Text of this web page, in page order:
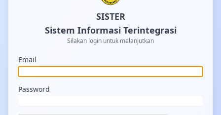
SISTER
Sistem Informasi Terintegrasi
Silakan login untuk melanjutkan
Email
Password